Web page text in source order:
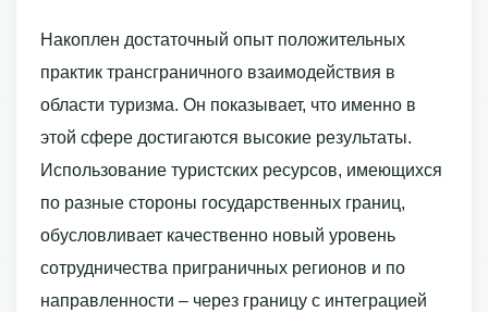
Накоплен достаточный опыт положительных
практик трансграничного взаимодействия в
области туризма. Он показывает, что именно в
этой сфере достигаются высокие результаты.
Использование туристских ресурсов, имеющихся
по разные стороны государственных границ,
обусловливает качественно новый уровень
сотрудничества приграничных регионов и по
направленности – через границу с интеграцией